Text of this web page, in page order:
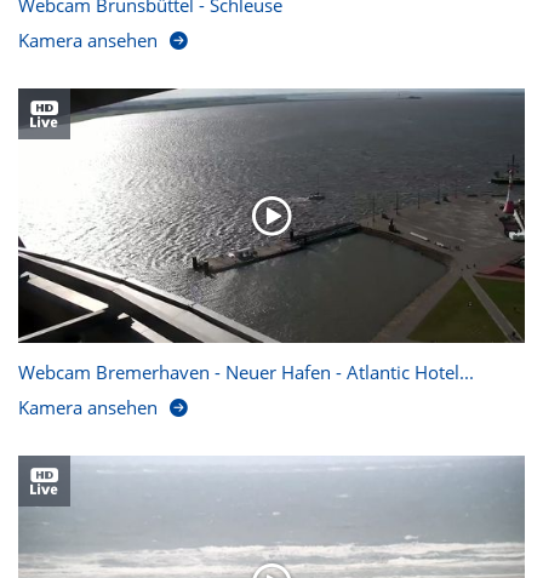
Webcam Brunsbüttel - Schleuse
Kamera ansehen
Webcam Bremerhaven - Neuer Hafen - Atlantic Hotel...
Kamera ansehen